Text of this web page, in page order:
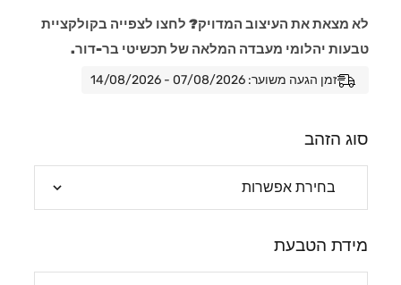
לא מצאת את העיצוב המדויק? לחצו לצפייה בקולקציית
טבעות יהלומי מעבדה המלאה של תכשיטי בר-דור.
זמן הגעה משוער: 07/08/2026 - 14/08/2026
סוג הזהב
מידת הטבעת